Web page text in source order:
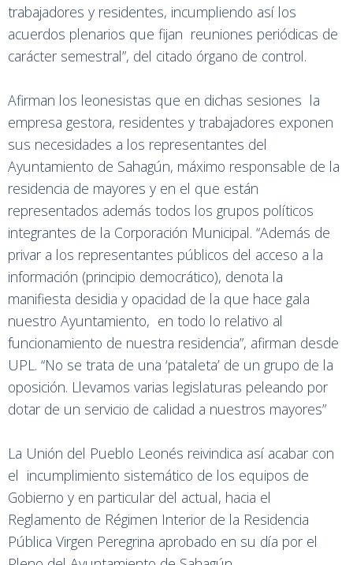
trabajadores y residentes, incumpliendo así los
acuerdos plenarios que fijan reuniones periódicas de
carácter semestral”, del citado órgano de control.
Afirman los leonesistas que en dichas sesiones la
empresa gestora, residentes y trabajadores exponen
sus necesidades a los representantes del
Ayuntamiento de Sahagún, máximo responsable de la
residencia de mayores y en el que están
representados además todos los grupos políticos
integrantes de la Corporación Municipal. “Además de
privar a los representantes públicos del acceso a la
información (principio democrático), denota la
manifiesta desidia y opacidad de la que hace gala
nuestro Ayuntamiento, en todo lo relativo al
funcionamiento de nuestra residencia”, afirman desde
UPL. “No se trata de una ‘pataleta’ de un grupo de la
oposición. Llevamos varias legislaturas peleando por
dotar de un servicio de calidad a nuestros mayores”
La Unión del Pueblo Leonés reivindica así acabar con
el incumplimiento sistemático de los equipos de
Gobierno y en particular del actual, hacia el
Reglamento de Régimen Interior de la Residencia
Pública Virgen Peregrina aprobado en su día por el